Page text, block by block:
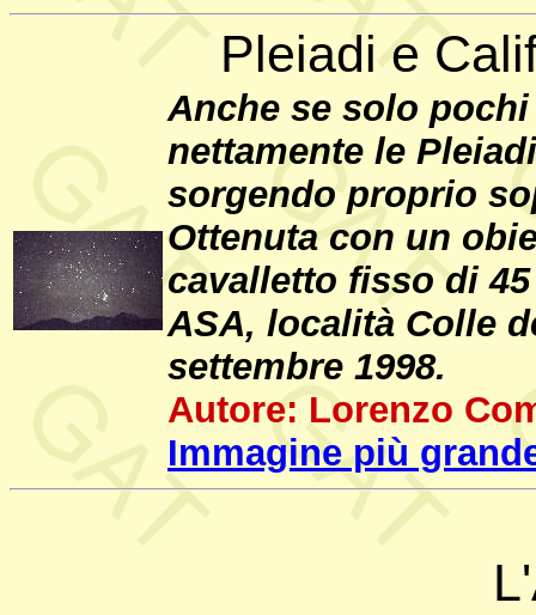
Pleiadi e
Anche se solo
nettamente le
sorgendo proprio
Ottenuta con un
cavalletto fisso di
ASA, località Colle
settembre 1998.
Autore: Lorenzo
Immagine più